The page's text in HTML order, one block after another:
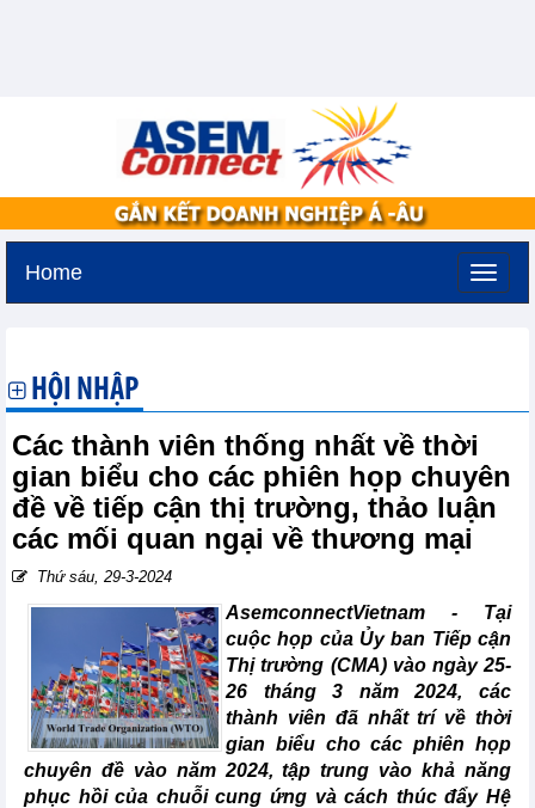
Home
HỘI NHẬP
Các thành viên thống nhất về thời
gian biểu cho các phiên họp chuyên
đề về tiếp cận thị trường, thảo luận
các mối quan ngại về thương mại
Thứ sáu, 29-3-2024
AsemconnectVietnam - Tại
cuộc họp của Ủy ban Tiếp cận
Thị trường (CMA) vào ngày 25-
26 tháng 3 năm 2024, các
thành viên đã nhất trí về thời
gian biểu cho các phiên họp
chuyên đề vào năm 2024, tập trung vào khả năng
phục hồi của chuỗi cung ứng và cách thúc đẩy Hệ